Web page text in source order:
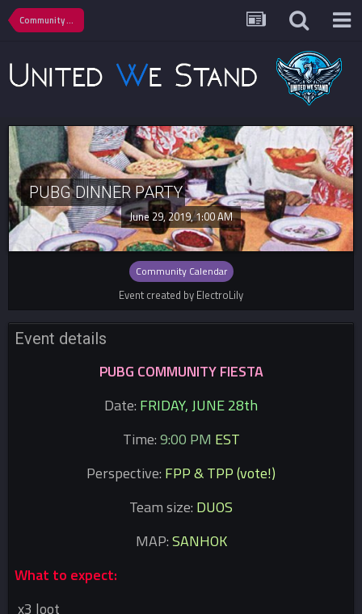
Community Calendar
PUBG DINNER PARTY
June 29, 2019, 1:00 AM
Community Calendar
Event created by ElectroLily
Event details
PUBG COMMUNITY FIESTA
Date: FRIDAY, JUNE 28th
Time:9:00 PM EST
Perspective: FPP & TPP (vote!)
Team size: DUOS
MAP:SANHOK
What to expect:
x3 loot